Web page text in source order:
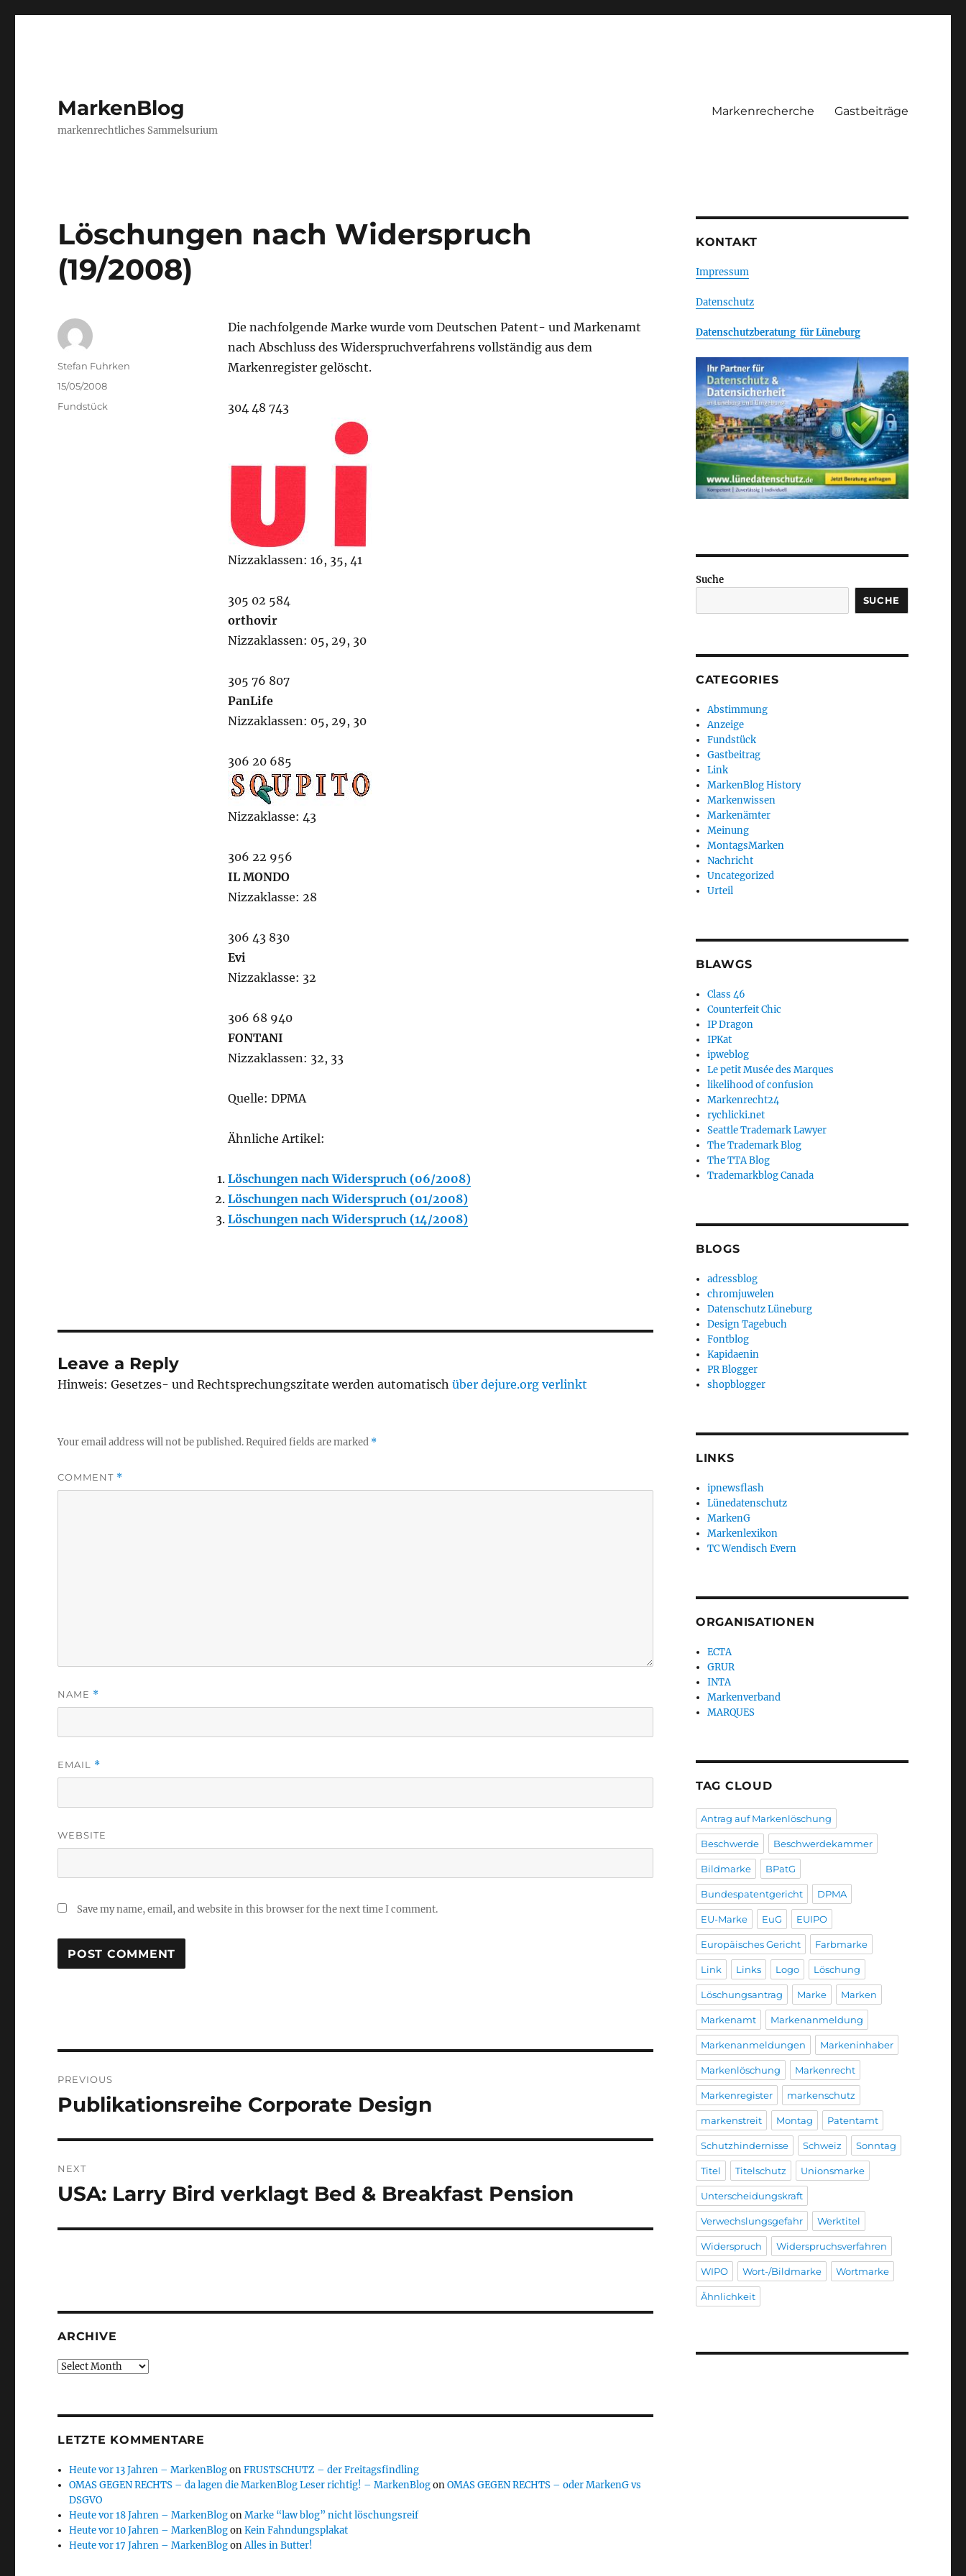
MarkenBlog
markenrechtliches Sammelsurium
Markenrecherche Gastbeiträge
Löschungen nach Widerspruch
(19/2008)
Die nachfolgende Marke wurde vom Deutschen Patent- und Markenamt
nach Abschluss des Widerspruchverfahrens vollständig aus dem
Markenregister gelöscht.
304 48 743
Nizzaklassen: 16, 35, 41
305 02 584
orthovir
Nizzaklassen: 05, 29, 30
305 76 807
PanLife
Nizzaklassen: 05, 29, 30
306 20 685
Nizzaklasse: 43
306 22 956
IL MONDO
Nizzaklasse: 28
306 43 830
Evi
Nizzaklasse: 32
306 68 940
FONTANI
Nizzaklassen: 32, 33
Quelle: DPMA
Ähnliche Artikel:
Löschungen nach Widerspruch (06/2008)
Löschungen nach Widerspruch (01/2008)
Löschungen nach Widerspruch (14/2008)
Author
Stefan Fuhrken
Posted
15/05/2008
Categories
Fundstück
Leave a Reply
Hinweis: Gesetzes- und Rechtsprechungszitate werden automatischüber dejure.org verlinkt
Your email address will not be published.Required fields are marked *
COMMENT *
NAME *
EMAIL *
WEBSITE
Save my name, email, and website in this browser for the next time I comment.
navigation
PREVIOUS
Previous
Publikationsreihe Corporate Design
NEXT
Next
USA: Larry Bird verklagt Bed & Breakfast Pension
ARCHIVE
Archive
LETZTE KOMMENTARE
Heute vor 13 Jahren – MarkenBlogonFRUSTSCHUTZ – der Freitagsfindling
OMAS GEGEN RECHTS – da lagen die MarkenBlog Leser richtig! – MarkenBlogonOMAS GEGEN RECHTS – oder MarkenG vs
DSGVO
Heute vor 18 Jahren – MarkenBlogonMarke “law blog” nicht löschungsreif
Heute vor 10 Jahren – MarkenBlogonKein Fahndungsplakat
Heute vor 17 Jahren – MarkenBlogonAlles in Butter!
KONTAKT
Impressum
Datenschutz
Datenschutzberatung für Lüneburg
Suche
SUCHE
CATEGORIES
Abstimmung
Anzeige
Fundstück
Gastbeitrag
Link
MarkenBlog History
Markenwissen
Markenämter
Meinung
MontagsMarken
Nachricht
Uncategorized
Urteil
BLAWGS
Class 46
Counterfeit Chic
IP Dragon
IPKat
ipweblog
Le petit Musée des Marques
likelihood of confusion
Markenrecht24
rychlicki.net
Seattle Trademark Lawyer
The Trademark Blog
The TTA Blog
Trademarkblog Canada
BLOGS
adressblog
chromjuwelen
Datenschutz Lüneburg
Design Tagebuch
Fontblog
Kapidaenin
PR Blogger
shopblogger
LINKS
ipnewsflash
Lünedatenschutz
MarkenG
Markenlexikon
TC Wendisch Evern
ORGANISATIONEN
ECTA
GRUR
INTA
Markenverband
MARQUES
TAG CLOUD
Antrag auf Markenlöschung
Beschwerde Beschwerdekammer
Bildmarke BPatG
Bundespatentgericht DPMA
EU-Marke EuG EUIPO
Europäisches Gericht Farbmarke
Link Links Logo Löschung
Löschungsantrag Marke Marken
Markenamt Markenanmeldung
Markenanmeldungen Markeninhaber
Markenlöschung Markenrecht
Markenregister markenschutz
markenstreit Montag Patentamt
Schutzhindernisse Schweiz Sonntag
Titel Titelschutz Unionsmarke
Unterscheidungskraft
Verwechslungsgefahr Werktitel
Widerspruch Widerspruchsverfahren
WIPO Wort-/Bildmarke Wortmarke
Ähnlichkeit